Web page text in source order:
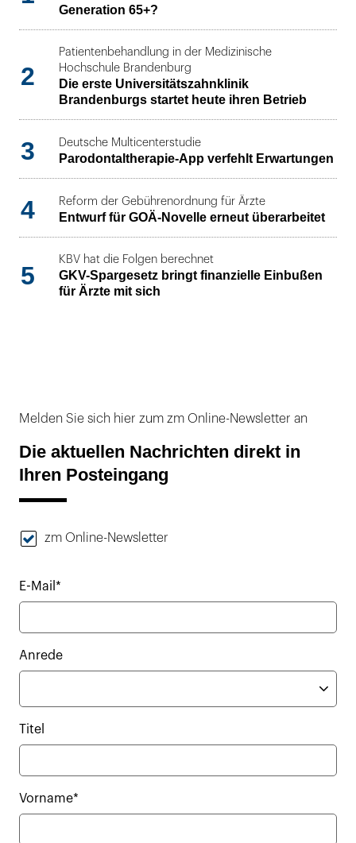
Generation 65+?
2
Patientenbehandlung in der Medizinische
Hochschule Brandenburg
Die erste Universitätszahnklinik
Brandenburgs startet heute ihren Betrieb
3 Deutsche Multicenterstudie
Parodontaltherapie-App verfehlt Erwartungen
4 Reform der Gebührenordnung für Ärzte
Entwurf für GOÄ-Novelle erneut überarbeitet
5
KBV hat die Folgen berechnet
GKV-Spargesetz bringt finanzielle Einbußen
für Ärzte mit sich
Melden Sie sich hier zum zm Online-Newsletter an
Die aktuellen Nachrichten direkt in
Ihren Posteingang
zm Online-Newsletter
E-Mail*
Anrede
Titel
Vorname*